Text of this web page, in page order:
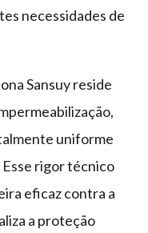
necessidades de
Sansuy reside
uniforme
rigor técnico
eficaz contra a
a proteção